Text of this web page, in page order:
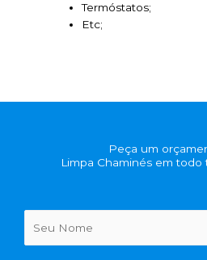
Termóstatos;
Etc;
Peça um
Limpa Chaminés em